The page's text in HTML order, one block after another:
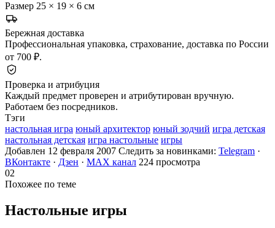
Размер 25 × 19 × 6 см
Бережная доставка
Профессиональная упаковка, страхование, доставка по России
от 700 ₽.
Проверка и атрибуция
Каждый предмет проверен и атрибутирован вручную.
Работаем без посредников.
Тэги
настольная игра юный архитектор юный зодчий игра детская
настольная детская игра настольные игры
Добавлен 12 февраля 2007 Следить за новинками: Telegram ·
ВКонтакте · Дзен · MAX канал 224 просмотра
02
Похожее по теме
Настольные игры